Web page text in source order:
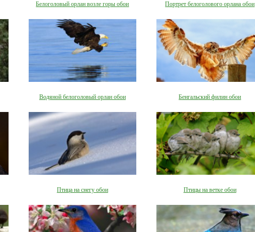
Белоголовый орлан возле горы обои Портрет белоголового орлана обои
Водяной белоголовый орлан обои Бенгальский филин обои
Птица на снегу обои Птицы на ветке обои